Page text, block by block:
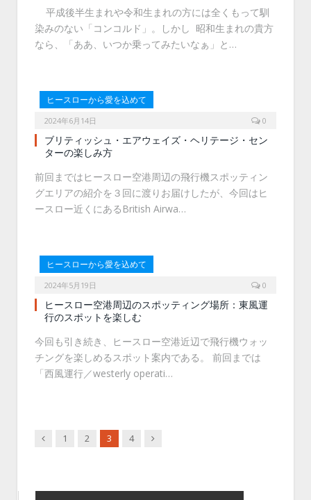
平成後半生まれや令和生まれの方には全くもって馴
染みのない「コンコルド」。しかし 昭和生まれの貴方
なら、「ああ、いつか乗ってみたいなぁ」と…
ヒースローから愛を込めて
2024年6月14日 0
ブリティッシュ・エアウェイズ・ヘリテージ・セン
ターの楽しみ方
前回まではヒースロー空港周辺の飛行機スポッティン
グエリアの紹介を３回に渡りお届けしたが、今回はヒ
ースロー近くにあるBritish Airwa…
ヒースローから愛を込めて
2024年5月19日 0
ヒースロー空港周辺のスポッティング場所：東風運
行のスポットを楽しむ
今回も引き続き、ヒースロー空港近辺で飛行機ウォッ
チングを楽しめるスポット案内である。 前回までは
「西風運行／westerly operati…
Previous
1 2 3 4 Next